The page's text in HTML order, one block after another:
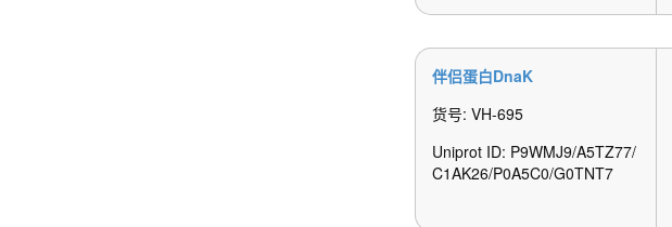
伴侣蛋白DnaK
货号: VH-695
Uniprot ID: P9WMJ9/A5TZ77/
C1AK26/P0A5C0/G0TNT7